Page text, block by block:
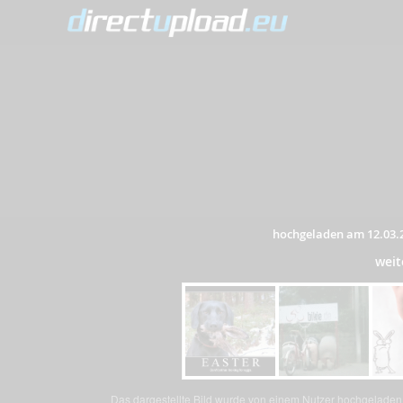
hochgeladen am
Das dargestellte Bild wurde von einem Nutzer